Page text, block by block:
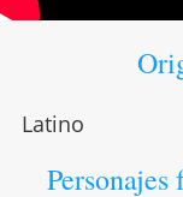
Latino